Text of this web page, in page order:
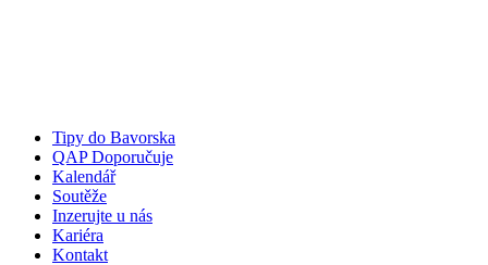
Tipy do Bavorska
QAP Doporučuje
Kalendář
Soutěže
Inzerujte u nás
Kariéra
Kontakt